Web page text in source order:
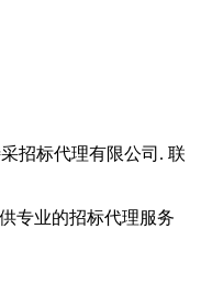
招标代理有限公司. 联
专业的招标代理服务